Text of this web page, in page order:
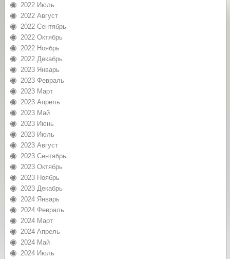
2022 Июль
2022 Август
2022 Сентябрь
2022 Октябрь
2022 Ноябрь
2022 Декабрь
2023 Январь
2023 Февраль
2023 Март
2023 Апрель
2023 Май
2023 Июнь
2023 Июль
2023 Август
2023 Сентябрь
2023 Октябрь
2023 Ноябрь
2023 Декабрь
2024 Январь
2024 Февраль
2024 Март
2024 Апрель
2024 Май
2024 Июль